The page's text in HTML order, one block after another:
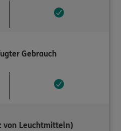
Gebrauch
von Leuchtmitteln)